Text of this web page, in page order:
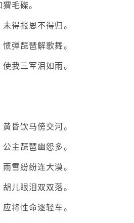
毛磔。
得报恩不得归。
弹琵琶解歌舞。
我三军泪如雨。
昏饮马傍交河。
主琵琶幽怨多。
雪纷纷连大漠。
儿眼泪双双落。
将性命逐轻车。